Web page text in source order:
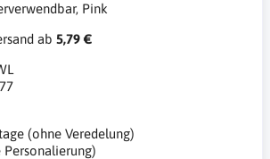
Pink
ab 5,79 €
(ohne Veredelung)